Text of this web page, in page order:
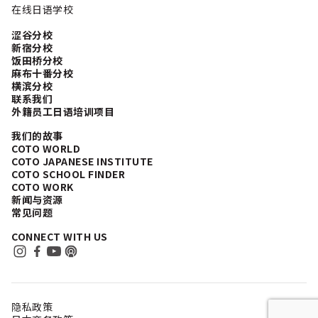
在线日语学校
涩谷分校
新宿分校
饭田桥分校
麻布十番分校
横滨分校
联系我们
外籍员工日语培训项目
我们的故事
COTO WORLD
COTO JAPANESE INSTITUTE
COTO SCHOOL FINDER
COTO WORK
新闻与资源
常见问题
CONNECT WITH US
隐私政策